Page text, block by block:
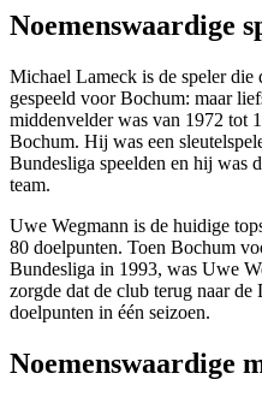
Noemenswaardige
Michael Lameck is de speler die
gespeeld voor Bochum: maar
middenvelder was van 1972 tot
Bochum. Hij was een
Bundesliga speelden en hij was
team.
Uwe Wegmann is de huidige
80 doelpunten. Toen Bochum
Bundesliga in 1993, was Uwe
zorgde dat de club terug naar
doelpunten in één seizoen.
Noemenswaardige